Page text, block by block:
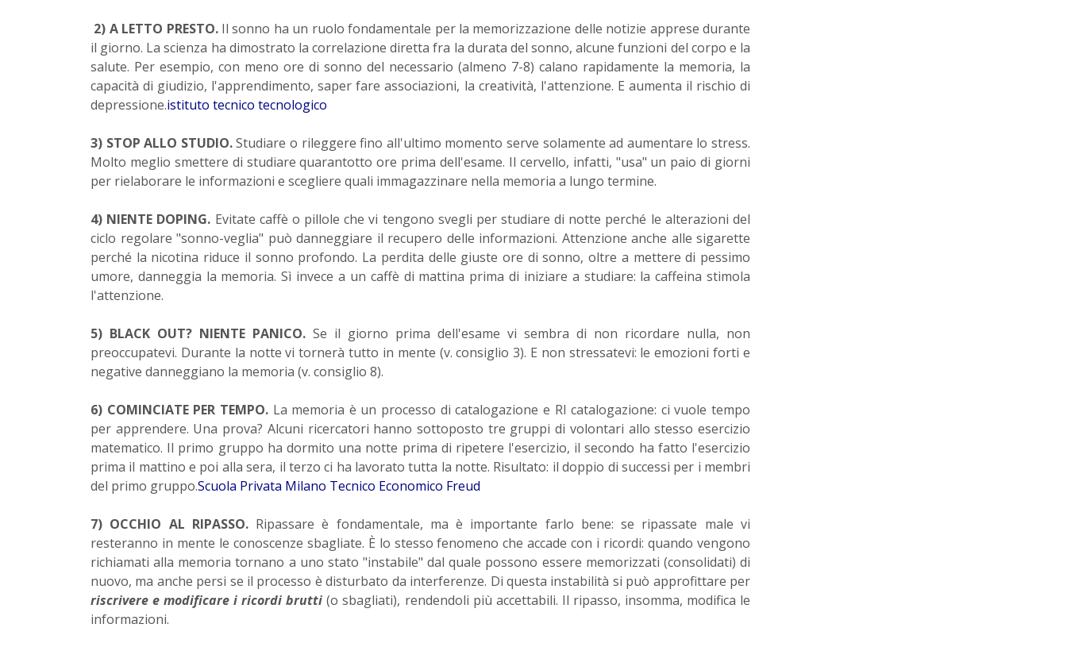
2) A LETTO PRESTO. Il sonno ha un ruolo fondamentale per la memorizzazione delle notizie apprese durante
il giorno. La scienza ha dimostrato la correlazione diretta fra la durata del sonno, alcune funzioni del corpo e la
salute. Per esempio, con meno ore di sonno del necessario (almeno 7-8) calano rapidamente la memoria, la
capacità di giudizio, l'apprendimento, saper fare associazioni, la creatività, l'attenzione. E aumenta il rischio di
depressione.istituto tecnico tecnologico
3) STOP ALLO STUDIO.Studiare o rileggere fino all'ultimo momento serve solamente ad aumentare lo stress.
Molto meglio smettere di studiare quarantotto ore prima dell'esame. Il cervello, infatti, "usa" un paio di giorni
per rielaborare le informazioni e scegliere quali immagazzinare nella memoria a lungo termine.
4) NIENTE DOPING. Evitate caffè o pillole che vi tengono svegli per studiare di notte perché le alterazioni del
ciclo regolare "sonno-veglia" può danneggiare il recupero delle informazioni. Attenzione anche alle sigarette
perché la nicotina riduce il sonno profondo. La perdita delle giuste ore di sonno, oltre a mettere di pessimo
umore, danneggia la memoria. Sì invece a un caffè di mattina prima di iniziare a studiare: la caffeina stimola
l'attenzione.
5) BLACK OUT? NIENTE PANICO. Se il giorno prima dell'esame vi sembra di non ricordare nulla, non
preoccupatevi. Durante la notte vi tornerà tutto in mente (v. consiglio 3). E non stressatevi: le emozioni forti e
negative danneggiano la memoria (v. consiglio 8).
6) COMINCIATE PER TEMPO. La memoria è un processo di catalogazione e RI catalogazione: ci vuole tempo
per apprendere. Una prova? Alcuni ricercatori hanno sottoposto tre gruppi di volontari allo stesso esercizio
matematico. Il primo gruppo ha dormito una notte prima di ripetere l'esercizio, il secondo ha fatto l'esercizio
prima il mattino e poi alla sera, il terzo ci ha lavorato tutta la notte. Risultato: il doppio di successi per i membri
del primo gruppo.Scuola Privata Milano Tecnico Economico Freud
7) OCCHIO AL RIPASSO. Ripassare è fondamentale, ma è importante farlo bene: se ripassate male vi
resteranno in mente le conoscenze sbagliate. È lo stesso fenomeno che accade con i ricordi: quando vengono
richiamati alla memoria tornano a uno stato "instabile" dal quale possono essere memorizzati (consolidati) di
nuovo, ma anche persi se il processo è disturbato da interferenze. Di questa instabilità si può approfittare per
riscrivere e modificare i ricordi brutti (o sbagliati), rendendoli più accettabili. Il ripasso, insomma, modifica le
informazioni.